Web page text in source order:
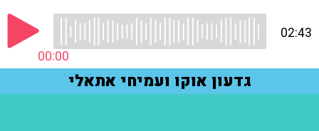
00:00
02:43
גדעון אוקו ועמיחי אתאלי